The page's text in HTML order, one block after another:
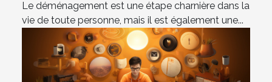
Le déménagement est une étape charnière dans la
vie de toute personne, mais il est également une...